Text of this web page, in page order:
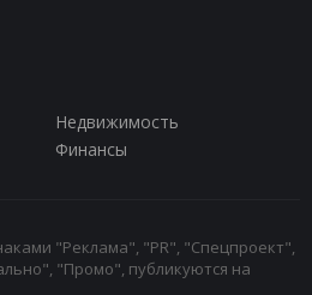
Недвижимость
Финансы
"Реклама", "PR", "Спецпроект",
"Промо", публикуются на